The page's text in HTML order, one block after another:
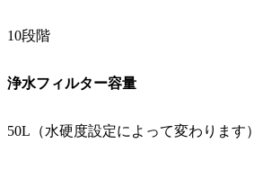
10段階
浄水フィルター容量
50L（水硬度設定によって変わります）